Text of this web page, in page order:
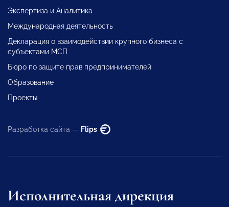
Экспертиза и Аналитика
Международная деятельность
Декларация о взаимодействии крупного бизнеса с
субъектами МСП
Бюро по защите прав предпринимателей
Образование
Проекты
Разработка сайта — Flips
Исполнительная дирекция